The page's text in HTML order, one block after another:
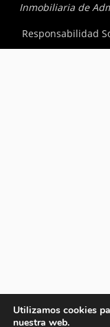
Inmobiliaria de
Responsabilidad
Utilizamos cookies
nuestra web.